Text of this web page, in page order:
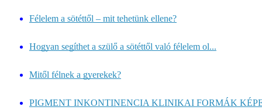
Félelem a sötéttől – mit tehetünk ellene?
Hogyan segíthet a szülő a sötéttől való félelem ol...
Mitől félnek a gyerekek?
PIGMENT INKONTINENCIA KLINIKAI FORMÁK